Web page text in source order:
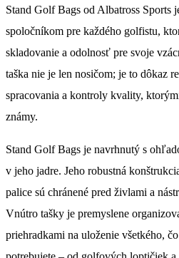
Stand Golf Bags od Albatross Sports
spoločníkom pre každého golfistu,
skladovanie a odolnosť pre svoje
taška nie je len nosičom; je to dôkaz
spracovania a kontroly kvality,
známy.
Stand Golf Bags je navrhnutý s
v jeho jadre. Jeho robustná
palice sú chránené pred živlami a
Vnútro tašky je premyslene
priehradkami na uloženie všetkého,